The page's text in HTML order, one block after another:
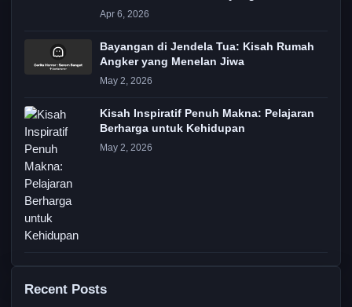
Apr 6, 2026
Bayangan di Jendela Tua: Kisah Rumah
Angker yang Menelan Jiwa
May 2, 2026
Kisah Inspiratif Penuh Makna: Pelajaran
Berharga untuk Kehidupan
May 2, 2026
Recent Posts